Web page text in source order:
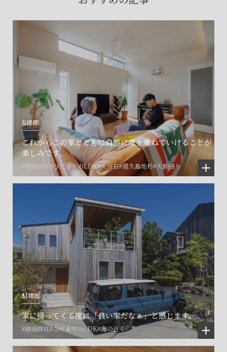
K様邸
これからこの家とともに自然に歳を重ねていけることが
楽しみです。
#湘南移住#ひだまりのLDK#大谷石#屋久島地杉#大和張り
M様邸
家に帰ってくる度に「良い家だなぁ」と感じます。
#湘南移住#ひだまりのLDK#海の近く
ご相談はこちら
関連施設一覧
©SET inc.